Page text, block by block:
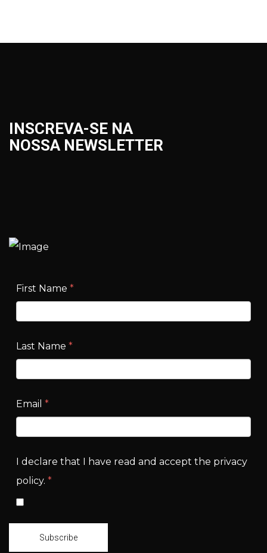
INSCREVA-SE NA
NOSSA NEWSLETTER
First Name *
Last Name *
Email *
I declare that I have read and accept the privacy
policy. *
Subscribe